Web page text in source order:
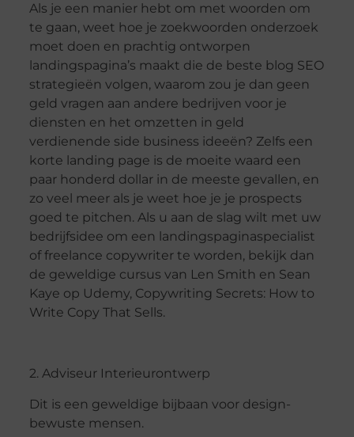
Als je een manier hebt om met woorden om
te gaan, weet hoe je zoekwoorden onderzoek
moet doen en prachtig ontworpen
landingspagina’s maakt die de beste blog SEO
strategieën volgen, waarom zou je dan geen
geld vragen aan andere bedrijven voor je
diensten en het omzetten in geld
verdienende side business ideeën? Zelfs een
korte landing page is de moeite waard een
paar honderd dollar in de meeste gevallen, en
zo veel meer als je weet hoe je je prospects
goed te pitchen. Als u aan de slag wilt met uw
bedrijfsidee om een landingspaginaspecialist
of freelance copywriter te worden, bekijk dan
de geweldige cursus van Len Smith en Sean
Kaye op Udemy, Copywriting Secrets: How to
Write Copy That Sells.
2. Adviseur Interieurontwerp
Dit is een geweldige bijbaan voor design-
bewuste mensen.